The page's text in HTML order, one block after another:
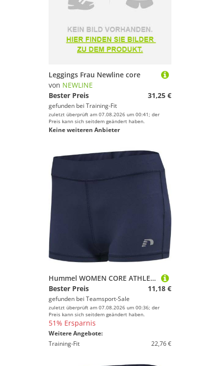
Leggings Frau Newline core
von NEWLINE
Bester Preis
31,25 €
gefunden bei Training-Fit
zuletzt überprüft am 07.08.2026 um 00:41; der
Preis kann sich seitdem geändert haben.
Keine weiteren Anbieter
Hummel WOMEN CORE ATHLETIC HOTPANTS - BLACK IRIS - L
Bester Preis
11,18 €
gefunden bei Teamsport-Sale
zuletzt überprüft am 07.08.2026 um 00:36; der
Preis kann sich seitdem geändert haben.
51% Ersparnis
Weitere Angebote:
Training-Fit
22,76 €